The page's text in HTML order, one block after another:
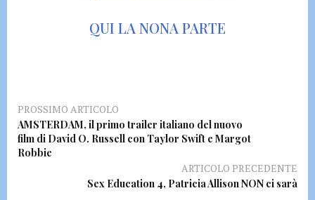
QUI LA NONA PARTE
PROSSIMO ARTICOLO
AMSTERDAM, il primo trailer italiano del nuovo
film di David O. Russell con Taylor Swift e Margot
Robbie
ARTICOLO PRECEDENTE
Sex Education 4, Patricia Allison NON ci sarà